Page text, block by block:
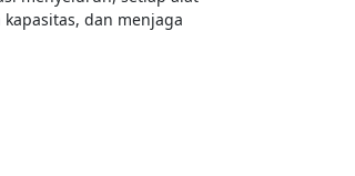
dan menjaga